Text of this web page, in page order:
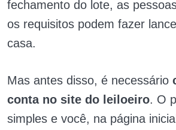
fechamento do lote, as
os requisitos podem fazer
casa.
Mas antes disso, é necessário
conta no site do leiloeiro. O
simples e você, na página